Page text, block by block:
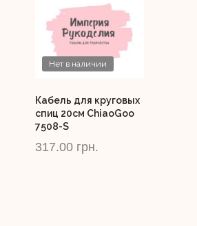
Нет в наличии
Кабель для круговых
спиц 20см ChiaoGoo
7508-S
317.00 грн.